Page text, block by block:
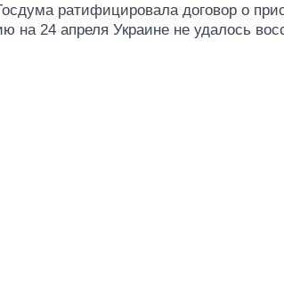
ратифицировала договор о
на 24 апреля Украине не удалось